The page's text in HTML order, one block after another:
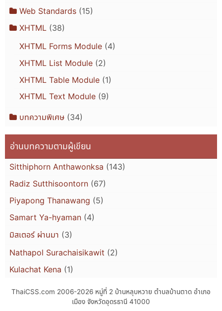
Web Standards(15)
XHTML(38)
XHTML Forms Module(4)
XHTML List Module(2)
XHTML Table Module(1)
XHTML Text Module(9)
บทความพิเศษ(34)
อ่านบทความตามผู้เขียน
Sitthiphorn Anthawonksa (143)
Radiz Sutthisoontorn (67)
Piyapong Thanawang (5)
Samart Ya-hyaman (4)
มิสเตอร์ ผ่านมา (3)
Nathapol Surachaisikawit (2)
Kulachat Kena (1)
ThaiCSS.com 2006-2026 หมู่ที่ 2 บ้านหลุบหวาย ตำบลบ้านตาด อำเภอ
เมือง จังหวัดอุดรธานี 41000